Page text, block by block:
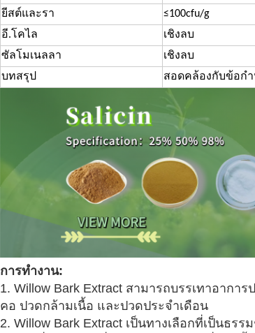
ยีสต์และรา
≤100cfu/g
อี.โคไล
เชิงลบ
ซัลโมเนลลา
เชิงลบ
บทสรุป
สอดคล้องกับข้อก
การทำงาน:
1. Willow Bark Extract สามารถบรรเทาอาก
คอ ปวดกล้ามเนื้อ และปวดประจำเดือน
2. Willow Bark Extract เป็นทางเลือกที่เป็นธ